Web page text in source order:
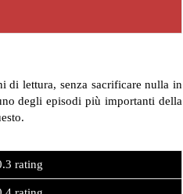
di lettura, senza sacrificare nulla in
degli episodi più importanti della
rating